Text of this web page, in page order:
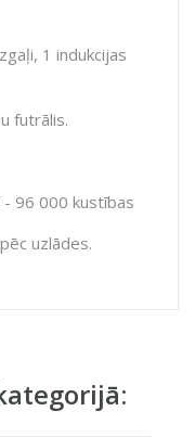
1 indukcijas
futrālis.
96 000 kustības
uzlādes.